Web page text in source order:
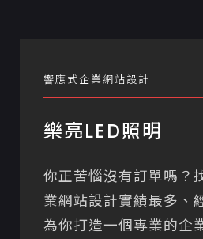
響應式企業網站設計
樂亮LED照明
你正苦惱沒有訂單嗎？
業網站設計實績最多、
為你打造一個專業的企